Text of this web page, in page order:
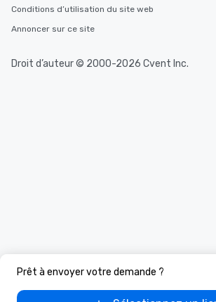
Prêt à envoyer votre demande ?
Conditions d’utilisation du site web
Annoncer sur ce site
Droit d’auteur © 2000-2026 Cvent Inc.